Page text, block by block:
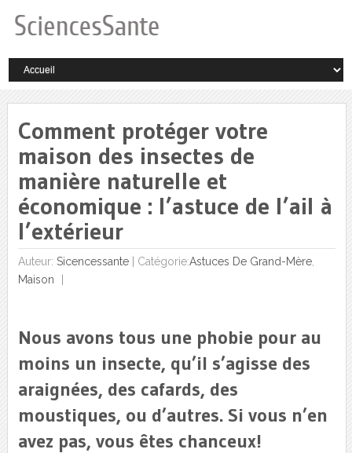
Comment protéger votre
maison des insectes de
manière naturelle et
économique : l’astuce de l’ail à
l’extérieur
Auteur: Sicencessante| Catégorie:Astuces De Grand-Mère,
Maison
Nous avons tous une phobie pour au
moins un insecte, qu’il s’agisse des
araignées, des cafards, des
moustiques, ou d’autres. Si vous n’en
avez pas, vous êtes chanceux!